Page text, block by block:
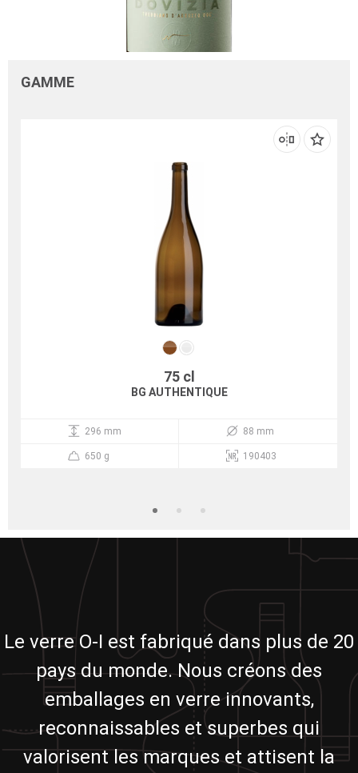
GAMME
75 cl
BG AUTHENTIQUE
296 mm 88 mm
650 g 190403
Le verre O-I est fabriqué dans plus de 20
pays du monde. Nous créons des
emballages en verre innovants,
reconnaissables et superbes qui
valorisent les marques et attisent la